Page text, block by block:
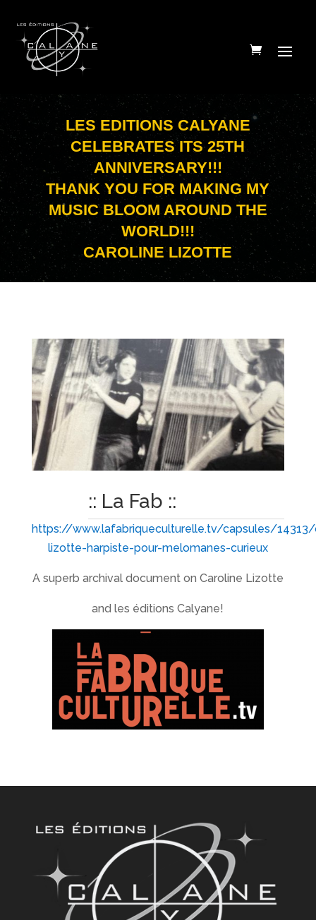
LES EDITIONS CALYANE
CELEBRATES ITS 25TH
ANNIVERSARY!!!
THANK YOU FOR MAKING MY
MUSIC BLOOM AROUND THE
WORLD!!!
CAROLINE LIZOTTE
:: La Fab ::
https://www.lafabriqueculturelle.tv/capsules/
lizotte-harpiste-pour-melomanes-curieux
A superb archival document on Caroline Lizotte
and les éditions Calyane!